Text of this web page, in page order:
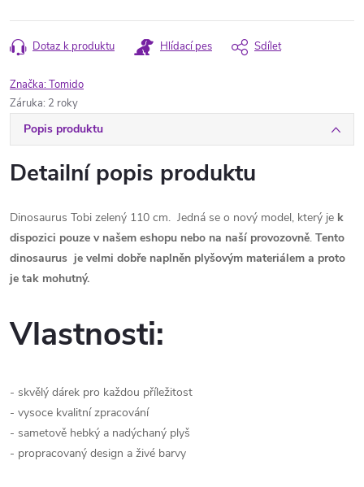
Dotaz k produktu Hlídací pes Sdílet
Značka:Tomido
Záruka: 2 roky
Popis produktu
Detailní popis produktu
Dinosaurus Tobi zelený 110 cm. Jedná se o nový model, který je k
dispozici pouze v našem eshopu nebo na naší provozovně. Tento
dinosaurus je velmi dobře naplněn plyšovým materiálem a proto
je tak mohutný.
Vlastnosti:
- skvělý dárek pro každou příležitost
- vysoce kvalitní zpracování
- sametově hebký a nadýchaný plyš
- propracovaný design a živé barvy